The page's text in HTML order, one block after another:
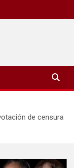
de censura